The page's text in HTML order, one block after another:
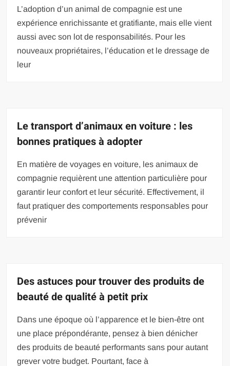
L’adoption d’un animal de compagnie est une
expérience enrichissante et gratifiante, mais elle vient
aussi avec son lot de responsabilités. Pour les
nouveaux propriétaires, l’éducation et le dressage de
leur
Le transport d’animaux en voiture : les
bonnes pratiques à adopter
En matière de voyages en voiture, les animaux de
compagnie requièrent une attention particulière pour
garantir leur confort et leur sécurité. Effectivement, il
faut pratiquer des comportements responsables pour
prévenir
Des astuces pour trouver des produits de
beauté de qualité à petit prix
Dans une époque où l’apparence et le bien-être ont
une place prépondérante, pensez à bien dénicher
des produits de beauté performants sans pour autant
grever votre budget. Pourtant, face à